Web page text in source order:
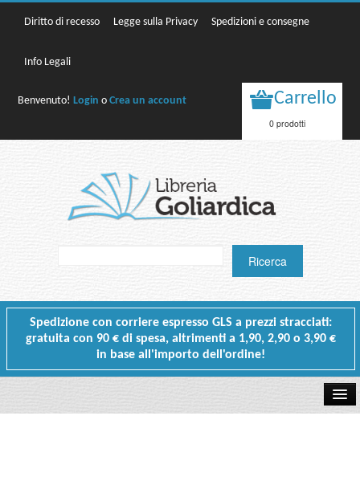
Diritto di recesso Legge sulla Privacy Spedizioni e consegne
Info Legali
Benvenuto!Login oCrea un account Carrello
0 prodotti
Spedizione con corriere espresso GLS a prezzi stracciati:
gratuita con 90 € di spesa, altrimenti a 1,90, 2,90 o 3,90 €
in base all'importo dell'ordine!